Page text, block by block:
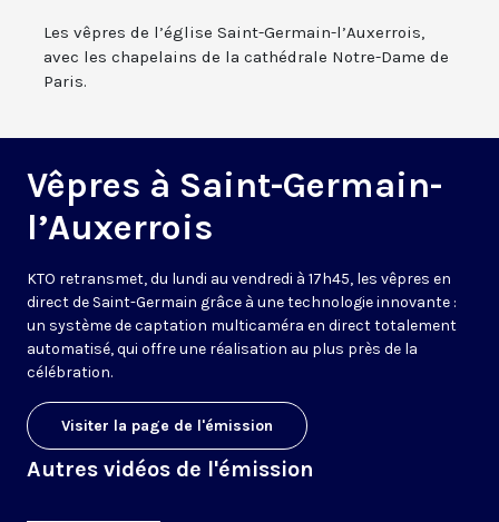
Les vêpres de l’église Saint-Germain-l’Auxerrois,
avec les chapelains de la cathédrale Notre-Dame de
Paris.
Vêpres à Saint-Germain-
l’Auxerrois
KTO retransmet, du lundi au vendredi à 17h45, les vêpres en
direct de Saint-Germain grâce à une technologie innovante :
un système de captation multicaméra en direct totalement
automatisé, qui offre une réalisation au plus près de la
célébration.
Visiter la page de l'émission
Autres vidéos de l'émission